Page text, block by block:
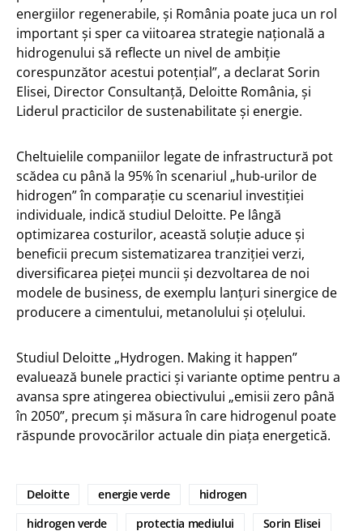
energiilor regenerabile, și România poate juca un rol
important și sper ca viitoarea strategie națională a
hidrogenului să reflecte un nivel de ambiție
corespunzător acestui potențial”, a declarat Sorin
Elisei, Director Consultanță, Deloitte România, și
Liderul practicilor de sustenabilitate și energie.
Cheltuielile companiilor legate de infrastructură pot
scădea cu până la 95% în scenariul „hub-urilor de
hidrogen” în comparație cu scenariul investiției
individuale, indică studiul Deloitte. Pe lângă
optimizarea costurilor, această soluție aduce și
beneficii precum sistematizarea tranziției verzi,
diversificarea pieței muncii și dezvoltarea de noi
modele de business, de exemplu lanțuri sinergice de
producere a cimentului, metanolului și oțelului.
Studiul Deloitte „Hydrogen. Making it happen”
evaluează bunele practici și variante optime pentru a
avansa spre atingerea obiectivului „emisii zero până
în 2050”, precum și măsura în care hidrogenul poate
răspunde provocărilor actuale din piața energetică.
Deloitte energie verde
hidrogen
hidrogen verde
protectia mediului Sorin Elisei